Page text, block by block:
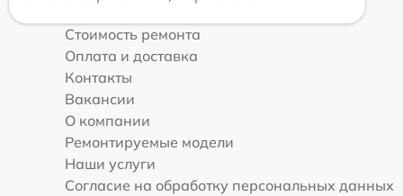
Стоимость ремонта
Оплата и доставка
Контакты
Вакансии
О компании
Ремонтируемые модели
Наши услуги
Согласие на обработку персональных данных